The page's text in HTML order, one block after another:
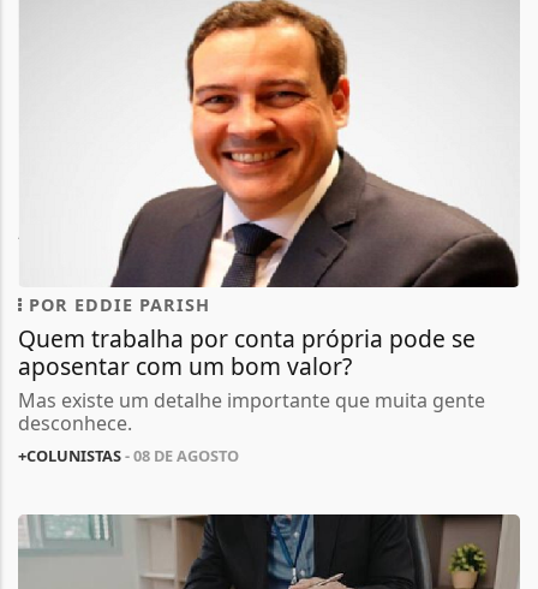
POR EDDIE PARISH
Quem trabalha por conta própria pode se
aposentar com um bom valor?
Mas existe um detalhe importante que muita gente
desconhece.
+COLUNISTAS- 08 DE AGOSTO